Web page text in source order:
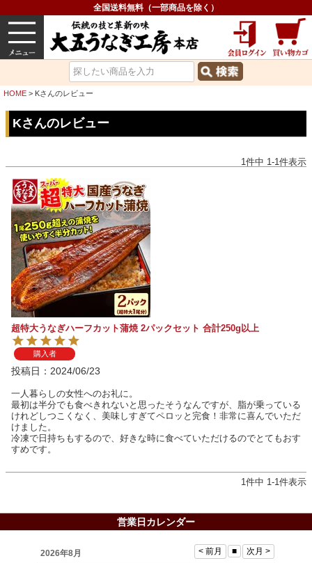
全国送料無料（一部商品を除く）
うなぎ 内祝い グルメ
HOME Kさんのレビュー
Kさんのレビュー
1件中 1-1件表示
超特大うなぎハーフカット蒲焼 2パックセット 合計250g以上
購入者
投稿日 2024/06/23
一人暮らしの女性へのお礼に。
最初は半分でも食べきれないと思ったそうなんですが、脂が乗っている
けれどしつこくなく、美味しすぎてペロッと完食！非常に喜んでいただ
けました。
冷凍で日持ちもするので、好きな時に食べていただけるのでとてもおす
すめです。
1件中 1-1件表示
営業日カレンダー